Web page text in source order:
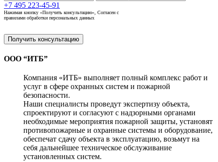
+7 495 223-45-91
Нажимая кнопку «Получить консультацию», Согласен с
правилами обработки персональных данных
Получить консультацию
ООО “ИТБ”
Компания «ИТБ» выполняет полный комплекс работ и
услуг в сфере охранных систем и пожарной
безопасности.
Наши специалисты проведут экспертизу объекта,
спроектируют и согласуют с надзорными органами
необходимые мероприятия пожарной защиты, установят
противопожарные и охранные системы и оборудование,
обеспечат сдачу объекта в эксплуатацию, возьмут на
себя дальнейшее техническое обслуживание
установленных систем.